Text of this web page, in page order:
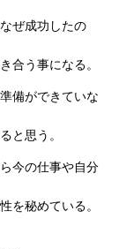
ぜ成功したの
合う事になる。
備ができていな
と思う。
今の仕事や自分
を秘めている。